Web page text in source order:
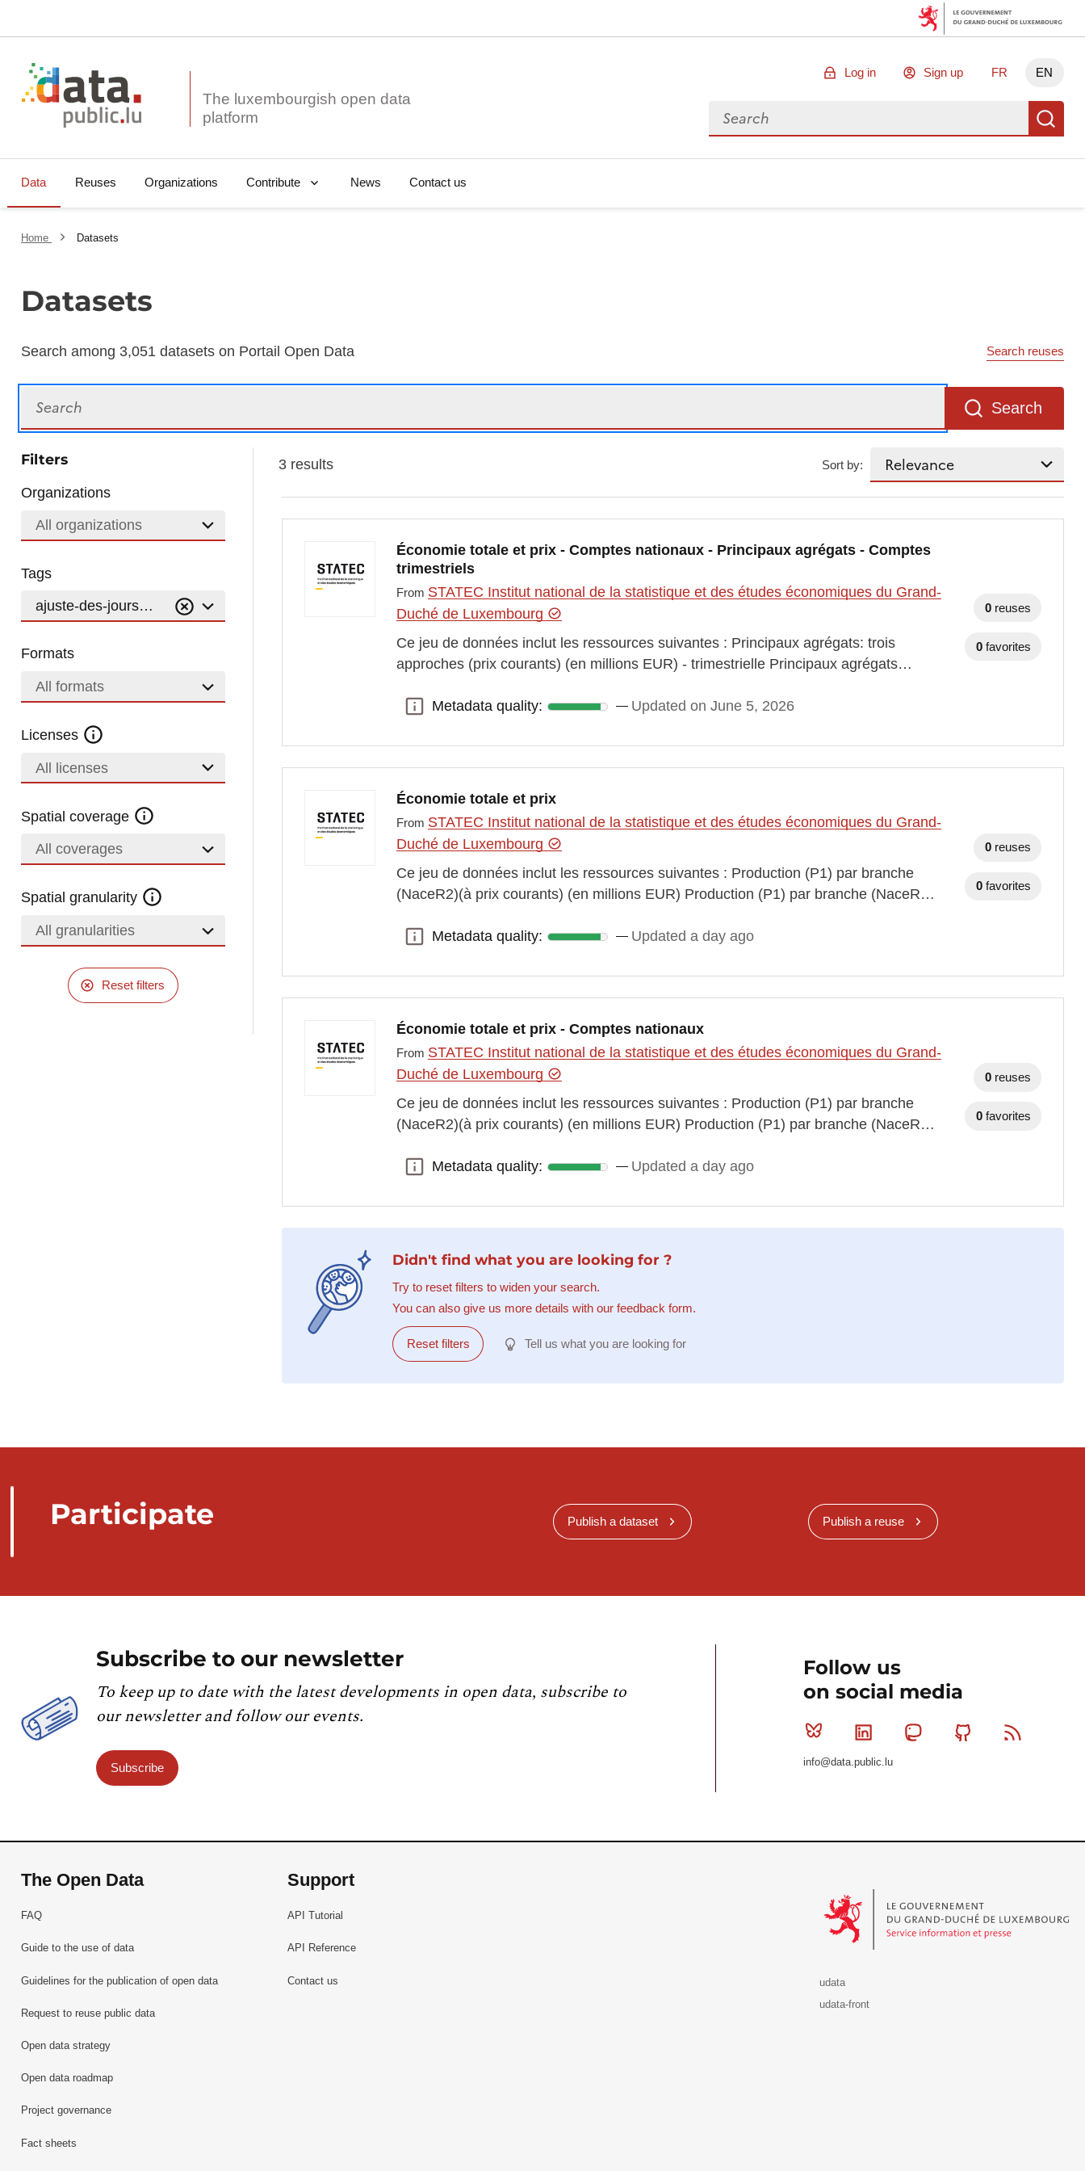
The luxembourgish open data
Log in Sign up FR EN
Search for data
Data Reuses Organizations Contribute News Contact us
Home Datasets
Datasets
Search among 3,051 datasets on Portail Open Data Search reuses
Search
Filters
Organizations
All organizations
Tags
ajuste-des-jours-ouvrables
Formats
All formats
Licenses
All licenses
Spatial coverage
All coverages
Spatial granularity
All granularities
Reset filters
3 results Sort by:
Économie totale et prix - Comptes nationaux - Principaux agrégats - Comptes
trimestriels
From STATEC Institut national de la statistique et des études économiques du Grand-
Duché de Luxembourg
Ce jeu de données inclut les ressources suivantes : Principaux agrégats: trois
approches (prix courants) (en millions EUR) - trimestrielle Principaux agrégats…
Metadata quality:
Metadata quality: Updated on June 5, 2026
0 reuses
0 favorites
Économie totale et prix
From STATEC Institut national de la statistique et des études économiques du Grand-
Duché de Luxembourg
Ce jeu de données inclut les ressources suivantes : Production (P1) par branche
(NaceR2)(à prix courants) (en millions EUR) Production (P1) par branche (NaceR…
Metadata quality:
Metadata quality: Updated a day ago
0 reuses
0 favorites
Économie totale et prix - Comptes nationaux
From STATEC Institut national de la statistique et des études économiques du Grand-
Duché de Luxembourg
Ce jeu de données inclut les ressources suivantes : Production (P1) par branche
(NaceR2)(à prix courants) (en millions EUR) Production (P1) par branche (NaceR…
Metadata quality:
Metadata quality: Updated a day ago
0 reuses
0 favorites
Didn't find what you are looking for ?
Try to reset filters to widen your search.
You can also give us more details with our feedback form.
Reset filters Tell us what you are looking for
Participate Publish a dataset Publish a reuse
Subscribe to our newsletter
To keep up to date with the latest developments in open data, subscribe to
our newsletter and follow our events.
Subscribe
Follow us
on social media
Bluesky Linkedin MastodonGithub
info@data.public.lu
The Open Data
FAQ
Guide to the use of data
Guidelines for the publication of open data
Request to reuse public data
Open data strategy
Open data roadmap
Project governance
Fact sheets
Support
API Tutorial
API Reference
Contact us
udata
udata-front